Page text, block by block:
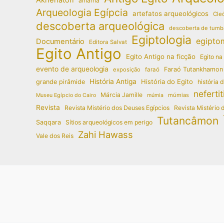
Arqueologia Egípcia artefatos arqueológicos
descoberta arqueológica descoberta de
Documentário Editora Salvat Egiptologia
Egito Antigo Egito Antigo na ficção Egito
evento de arqueologia exposição faraó
Faraó Tutankhamon
grande pirâmide
História Antiga História do Egito história
Museu Egípcio do Cairo Márcia Jamille múmia múmias
Revista Revista Mistério dos Deuses Egípcios
Revista Mistério
Saqqara Sítios arqueológicos em perigo Tutancâmon
Vale dos Reis Zahi Hawass